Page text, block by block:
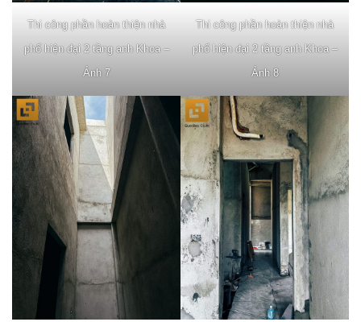
Thi công phần hoàn thiện nhà
phố hiện đại 2 tầng anh Khoa –
Ảnh 7
Thi công phần hoàn thiện nhà
phố hiện đại 2 tầng anh Khoa –
Ảnh 8